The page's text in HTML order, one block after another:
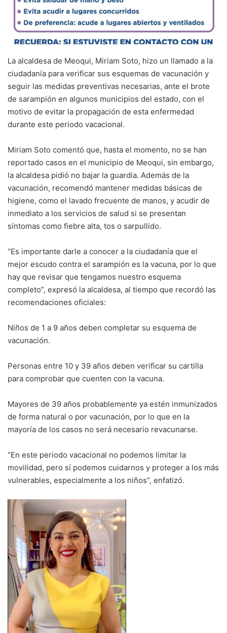
La alcaldesa de Meoqui, Miriam Soto, hizo un llamado a la
ciudadanía para verificar sus esquemas de vacunación y
seguir las medidas preventivas necesarias, ante el brote
de sarampión en algunos municipios del estado, con el
motivo de evitar la propagación de esta enfermedad
durante este periodo vacacional.
Miriam Soto comentó que, hasta el momento, no se han
reportado casos en el municipio de Meoqui, sin embargo,
la alcaldesa pidió no bajar la guardia. Además de la
vacunación, recomendó mantener medidas básicas de
higiene, como el lavado frecuente de manos, y acudir de
inmediato a los servicios de salud si se presentan
síntomas como fiebre alta, tos o sarpullido.
“Es importante darle a conocer a la ciudadanía que el
mejor escudo contra el sarampión es la vacuna, por lo que
hay que revisar que tengamos nuestro esquema
completo”, expresó la alcaldesa, al tiempo que recordó las
recomendaciones oficiales:
Niños de 1 a 9 años deben completar su esquema de
vacunación.
Personas entre 10 y 39 años deben verificar su cartilla
para comprobar que cuenten con la vacuna.
Mayores de 39 años probablemente ya estén inmunizados
de forma natural o por vacunación, por lo que en la
mayoría de los casos no será necesario revacunarse.
“En este periodo vacacional no podemos limitar la
movilidad, pero sí podemos cuidarnos y proteger a los más
vulnerables, especialmente a los niños”, enfatizó.